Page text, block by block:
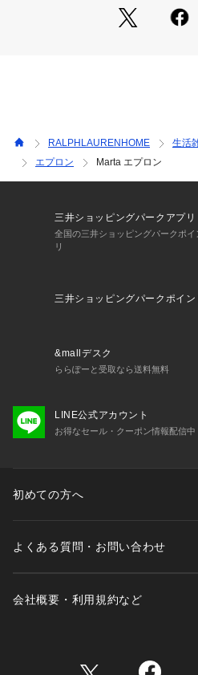
【採寸】約98cm x 82cm
RALPHLAURENHOME 生活
エプロン
Marta エプロン
三井ショッピングパークアプリ
全国の三井ショッピングパークポ
リ
三井ショッピングパークポイン
&mallデスク
ららぽーと受取なら送料無料
LINE公式アカウント
お得なセール・クーポン情報配信中
初めての方へ
よくある質問・お問い合わせ
会社概要・利用規約など